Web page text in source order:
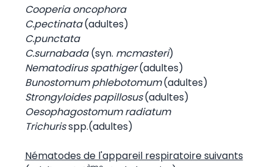
Cooperia oncophora
C.pectinata(adultes)
C.punctata
C.surnabada(syn. mcmasteri)
Nematodirus spathiger(adultes)
Bunostomum phlebotomum(adultes)
Strongyloides papillosus(adultes)
Oesophagostomum radiatum
Trichurisspp.(adultes)
Nématodes de l'appareil respiratoire suivants